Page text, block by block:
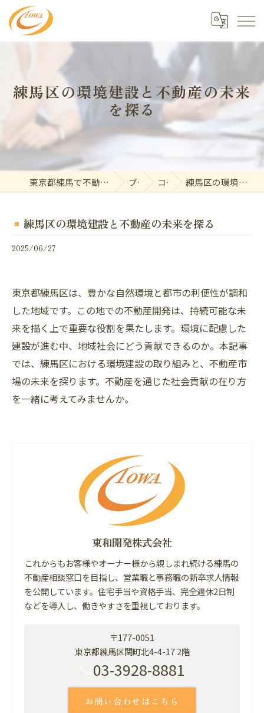
練馬区の環境建設と不動産の未来
を探る
東京都練馬で不動産の求人なら東和開発株式会社 ブログ コラム 練馬区の環境建設と不動産の未来を探る
練馬区の環境建設と不動産の未来を探る
2025/06/27
東京都練馬区は、豊かな自然環境と都市の利便性が調和
した地域です。この地での不動産開発は、持続可能な未
来を描く上で重要な役割を果たします。環境に配慮した
建設が進む中、地域社会にどう貢献できるのか。本記事
では、練馬区における環境建設の取り組みと、不動産市
場の未来を探ります。不動産を通じた社会貢献の在り方
を一緒に考えてみませんか。
東和開発株式会社
これからもお客様やオーナー様から親しまれ続ける練馬の
不動産相談窓口を目指し、営業職と事務職の新卒求人情報
を公開しています。住宅手当や資格手当、完全週休2日制
などを導入し、働きやすさを重視しております。
〒177-0051
東京都練馬区関町北4-4-17 2階
03-3928-8881
お問い合わせはこちら